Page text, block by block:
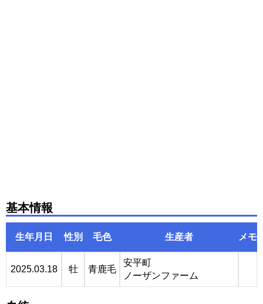
基本情報
生年月日 性別 毛色 生産者 メモ
2025.03.18 牡 青鹿毛
安平町
ノーザンファーム